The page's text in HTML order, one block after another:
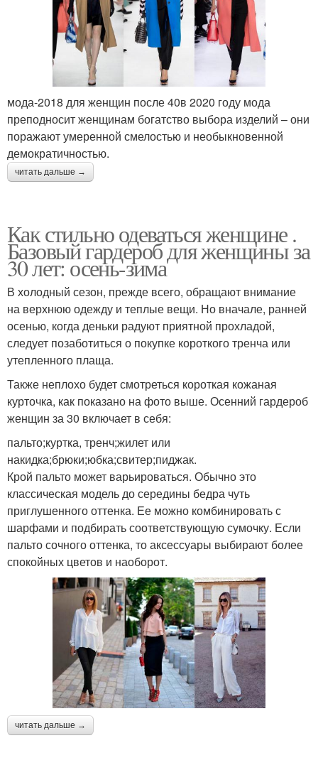
мода-2018 для женщин после 40в 2020 году мода
преподносит женщинам богатство выбора изделий – они
поражают умеренной смелостью и необыкновенной
демократичностью.
читать дальше →
Как стильно одеваться женщине .
Базовый гардероб для женщины за
30 лет: осень-зима
В холодный сезон, прежде всего, обращают внимание
на верхнюю одежду и теплые вещи. Но вначале, ранней
осенью, когда деньки радуют приятной прохладой,
следует позаботиться о покупке короткого тренча или
утепленного плаща.
Также неплохо будет смотреться короткая кожаная
курточка, как показано на фото выше. Осенний гардероб
женщин за 30 включает в себя:
пальто;куртка, тренч;жилет или
накидка;брюки;юбка;свитер;пиджак.
Крой пальто может варьироваться. Обычно это
классическая модель до середины бедра чуть
приглушенного оттенка. Ее можно комбинировать с
шарфами и подбирать соответствующую сумочку. Если
пальто сочного оттенка, то аксессуары выбирают более
спокойных цветов и наоборот.
читать дальше →